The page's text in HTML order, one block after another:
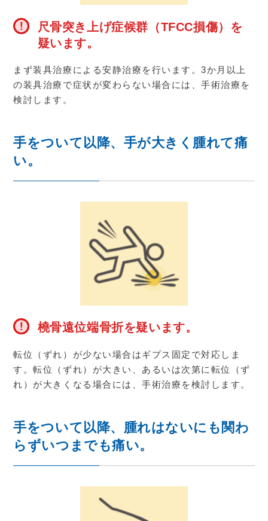
尺骨突き上げ症候群（TFCC損傷）を
疑います。
まず装具治療による安静治療を行います。3か月以上
の装具治療で症状が変わらない場合には、手術治療を
検討します。
手をついて以降、手が大きく腫れて痛
い。
橈骨遠位端骨折を疑います。
転位（ずれ）が少ない場合はギプス固定で対応しま
す。転位（ずれ）が大きい、あるいは次第に転位（ず
れ）が大きくなる場合には、手術治療を検討します。
手をついて以降、腫れはないにも関わ
らずいつまでも痛い。